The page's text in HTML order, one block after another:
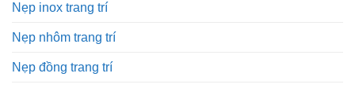
Nẹp inox trang trí
Nẹp nhôm trang trí
Nẹp đồng trang trí